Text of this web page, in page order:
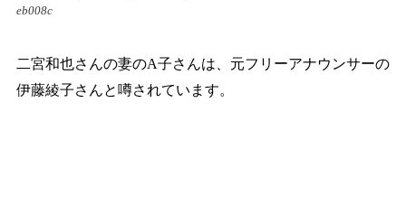
eb008c
二宮和也さんの妻のA子さんは、元フリーアナウンサーの
伊藤綾子さんと噂されています。